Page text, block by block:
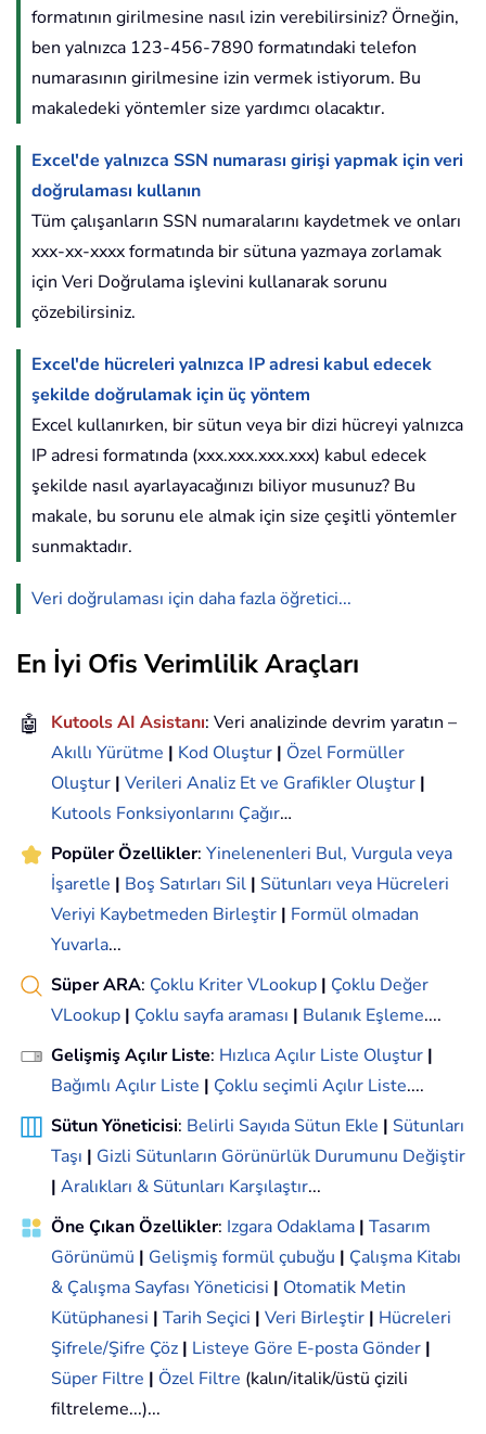
formatının girilmesine nasıl izin verebilirsiniz? Örneğin,
ben yalnızca 123-456-7890 formatındaki telefon
numarasının girilmesine izin vermek istiyorum. Bu
makaledeki yöntemler size yardımcı olacaktır.
Excel'de yalnızca SSN numarası girişi yapmak için veri
doğrulaması kullanın
Tüm çalışanların SSN numaralarını kaydetmek ve onları
xxx-xx-xxxx formatında bir sütuna yazmaya zorlamak
için Veri Doğrulama işlevini kullanarak sorunu
çözebilirsiniz.
Excel'de hücreleri yalnızca IP adresi kabul edecek
şekilde doğrulamak için üç yöntem
Excel kullanırken, bir sütun veya bir dizi hücreyi yalnızca
IP adresi formatında (xxx.xxx.xxx.xxx) kabul edecek
şekilde nasıl ayarlayacağınızı biliyor musunuz? Bu
makale, bu sorunu ele almak için size çeşitli yöntemler
sunmaktadır.
Veri doğrulaması için daha fazla öğretici...
En İyi Ofis Verimlilik Araçları
🤖 Kutools AI Asistanı: Veri analizinde devrim yaratın –
Akıllı Yürütme | Kod Oluştur | Özel Formüller
Oluştur | Verileri Analiz Et ve Grafikler Oluştur |
Kutools Fonksiyonlarını Çağır…
Popüler Özellikler: Yinelenenleri Bul, Vurgula veya
İşaretle | Boş Satırları Sil | Sütunları veya Hücreleri
Veriyi Kaybetmeden Birleştir | Formül olmadan
Yuvarla...
Süper ARA: Çoklu Kriter VLookup | Çoklu Değer
VLookup | Çoklu sayfa araması | Bulanık Eşleme....
Gelişmiş Açılır Liste: Hızlıca Açılır Liste Oluştur |
Bağımlı Açılır Liste | Çoklu seçimli Açılır Liste....
Sütun Yöneticisi: Belirli Sayıda Sütun Ekle | Sütunları
Taşı | Gizli Sütunların Görünürlük Durumunu Değiştir
| Aralıkları & Sütunları Karşılaştır...
Öne Çıkan Özellikler: Izgara Odaklama | Tasarım
Görünümü | Gelişmiş formül çubuğu | Çalışma Kitabı
& Çalışma Sayfası Yöneticisi | Otomatik Metin
Kütüphanesi | Tarih Seçici | Veri Birleştir | Hücreleri
Şifrele/Şifre Çöz | Listeye Göre E-posta Gönder |
Süper Filtre | Özel Filtre (kalın/italik/üstü çizili
filtreleme...)...